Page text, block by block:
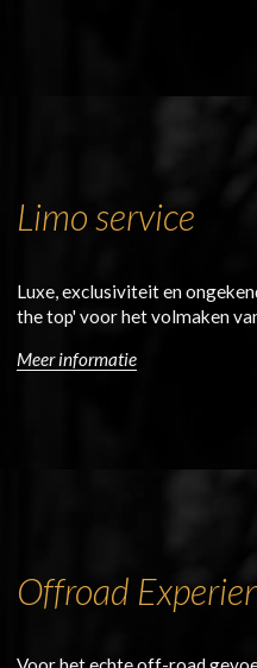
Limo service
Luxe, exclusiviteit en
the top' voor het volmaken
Meer informatie
Offroad